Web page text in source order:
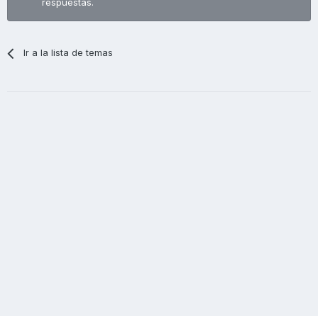
respuestas.
Ir a la lista de temas